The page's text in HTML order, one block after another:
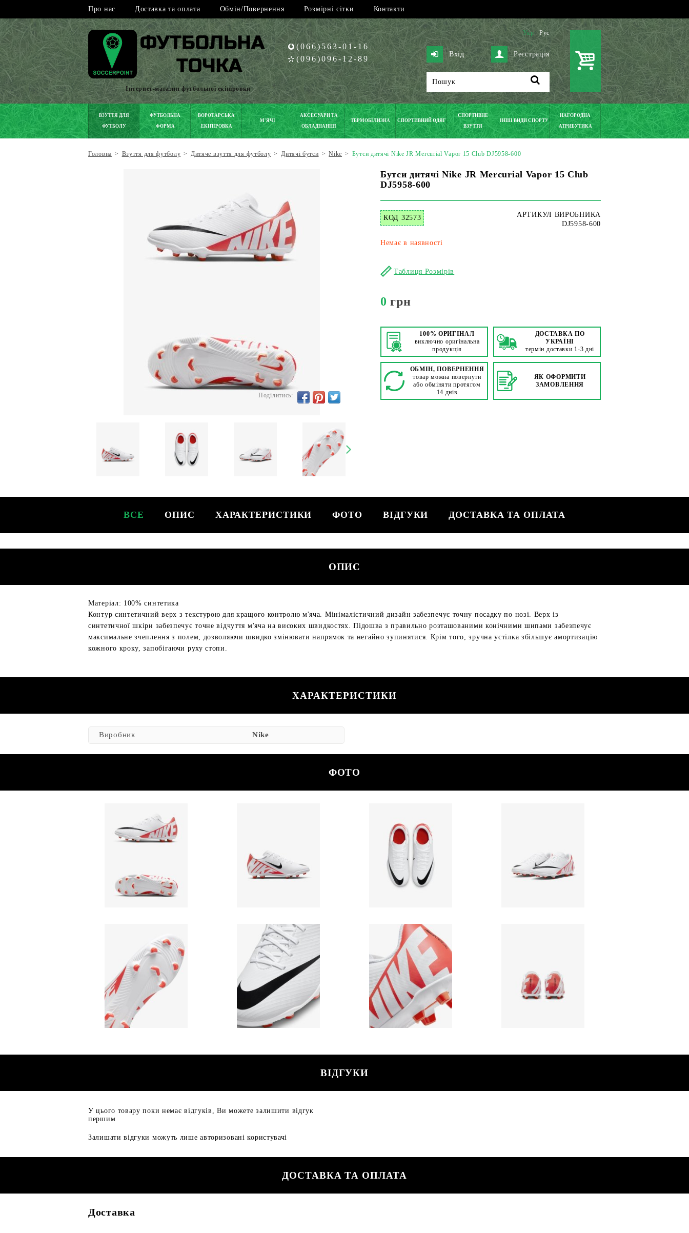
Про нас Доставка та оплата Обмін/Повернення Розмірні сітки Контакти
Інтернет-магазин футбольної екіпіровки
(066)563-01-16
(096)096-12-89
Укр Рус
Вхід Реєстрація
ВЗУТТЯ ДЛЯ
ФУТБОЛУ
ФУТБОЛЬНА
ФОРМА
ВОРОТАРСЬКА
ЕКІПІРОВКА
М'ЯЧІ
АКСЕСУАРИ ТА
ОБЛАДНАННЯ
ТЕРМОБІЛИЗНА СПОРТИВНИЙ ОДЯГ
СПОРТИВНЕ
ВЗУТТЯ
ІНШІ ВИДИ СПОРТУ
НАГОРОДНА
АТРИБУТИКА
Головна > Взуття для футболу > Дитяче взуття для футболу > Дитячі бутси > Nike > Бутси дитячі Nike JR Mercurial Vapor 15 Club DJ5958-600
Бутси дитячі Nike JR Mercurial Vapor 15 Club
DJ5958-600
КОД 32573
АРТИКУЛ ВИРОБНИКА
DJ5958-600
Поділитись:
Немає в наявності
Таблиця Розмірів
0 грн
100% ОРИГІНАЛ
виключно оригінальна
продукція
ДОСТАВКА ПО
УКРАЇНІ
термін доставки 1-3 дні
ОБМІН, ПОВЕРНЕННЯ
товар можна повернути
або обміняти протягом
14 днів
ЯК ОФОРМИТИ
ЗАМОВЛЕННЯ
ВСЕ ОПИС ХАРАКТЕРИСТИКИ ФОТО ВІДГУКИ ДОСТАВКА ТА ОПЛАТА
ОПИС
Матеріал: 100% синтетика
Контур синтетичний верх з текстурою для кращого контролю м'яча. Мінімалістичний дизайн забезпечує точну посадку по нозі. Верх із
синтетичної шкіри забезпечує точне відчуття м'яча на високих швидкостях. Підошва з правильно розташованими конічними шипами забезпечує
максимальне зчеплення з полем, дозволяючи швидко змінювати напрямок та негайно зупинятися. Крім того, зручна устілка збільшує амортизацію
кожного кроку, запобігаючи руху стопи.
ХАРАКТЕРИСТИКИ
Виробник Nike
ФОТО
ВІДГУКИ
У цього товару поки немає відгуків, Ви можете залишити відгук
першим
Залишати відгуки можуть лише авторизовані користувачі
ДОСТАВКА ТА ОПЛАТА
Доставка